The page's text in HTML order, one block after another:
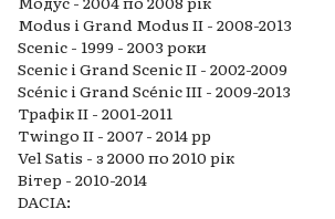
Modus і Grand Modus II - 2008-2013
Scenic - 1999 - 2003 роки
Scenic і Grand Scenic II - 2002-2009
Scénic і Grand Scénic III - 2009-2013
Трафік II - 2001-2011
Twingo II - 2007 - 2014 рр
Vel Satis - з 2000 по 2010 рік
Вітер - 2010-2014
DACIA: